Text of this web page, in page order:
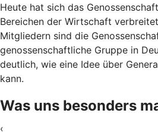
Heute hat sich das
Bereichen der Wirtschaft
Mitgliedern sind die
genossenschaftliche Gruppe in
deutlich, wie eine Idee über
kann.
Was uns besonders
‹